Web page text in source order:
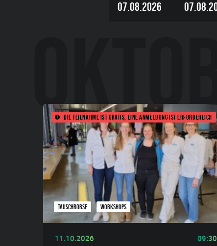
Die Teilnahme ist gratis, eine Anmeldung ist erforderlich
TAUSCHBÖRSE WORKSHOPS
11.10.2026 09:30